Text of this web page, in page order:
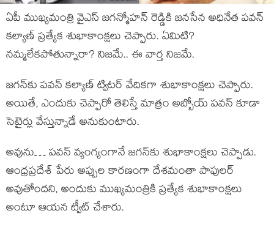
ఏపీ ముఖ్యమంత్రి వైఎస్ జగన్మోహన్ రెడ్డికి జనసేన అధినేత పవన్
కల్యాణ్ ప్రత్యేక శుభాకాంక్షలు చెప్పారు. ఏమిటి?
నమ్మలేకపోతున్నారా? నిజమే.. ఈ వార్త నిజమే.
జగన్‌కు పవన్ కల్యాణ్ ట్విటర్ వేదికగా శుభాకాంక్షలు చెప్పారు.
అయితే, ఎందుకు చెప్పారో తెలిస్తే మాత్రం అబ్బోయ్ పవన్ కూడా
సెటైర్లు వేస్తున్నాడే అనుకుంటారు.
అవును… పవన్ వ్యంగ్యంగానే జగన్‌కు శుభాకాంక్షలు చెప్పాడు.
ఆంధ్రప్రదేశ్ పేరు అప్పుల కారణంగా దేశమంతా పాపులర్
అవుతోందని, అందుకు ముఖ్యమంత్రికి ప్రత్యేక శుభాకాంక్షలు
అంటూ ఆయన ట్వీట్ చేశారు.